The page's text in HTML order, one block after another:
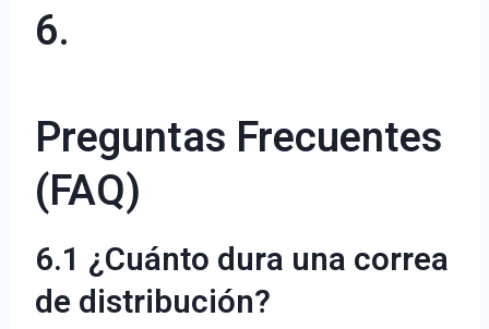
6.
Preguntas Frecuentes
(FAQ)
6.1 ¿Cuánto dura una correa
de distribución?